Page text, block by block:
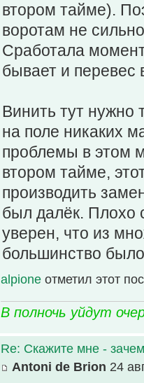
втором тайме).
воротам не
Сработала
бывает и перевес
Винить тут нужно
на поле никаких
проблемы в этом
втором тайме,
производить
был далёк. Плохо
уверен, что из
большинство
alpione отметил этот
В полночь уйдут
Re: Скажите мне -
Antoni de Brion 24